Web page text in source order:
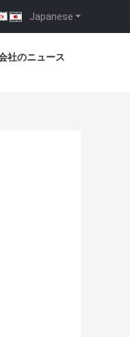
Japanese
|
社のニュース